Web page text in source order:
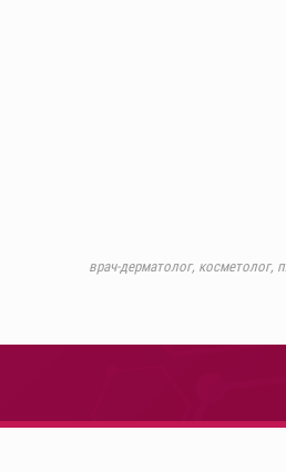
врач-дерматолог, косметолог,